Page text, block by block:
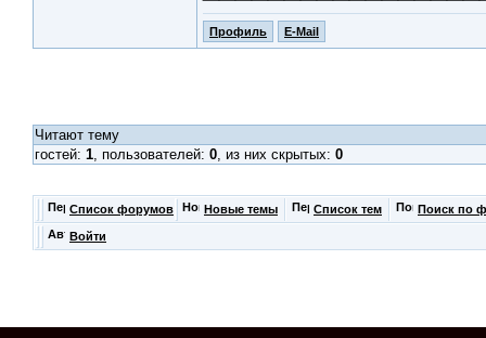
Профиль E-Mail
Читают тему
гостей: 1, пользователей: 0, из них скрытых: 0
Список форумов Новые темы Список тем Поиск по
Войти